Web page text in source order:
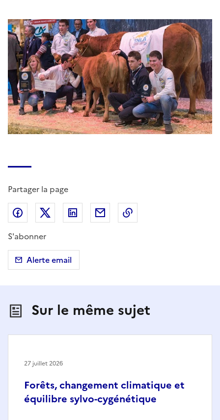
Partager la page
Partager sur Facebook
Partager sur X (anciennement Twitter)
Partager sur LinkedIn
Partager par email
S'abonner
Alerte email
Sur le même sujet
Forêts, changement climatique et
équilibre sylvo-cygénétique
27 juillet 2026